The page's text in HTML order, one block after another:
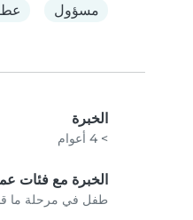
مسؤول
الخبرة
> 4 أعوام
الخبرة مع فئات
طفل في مرحلة ما